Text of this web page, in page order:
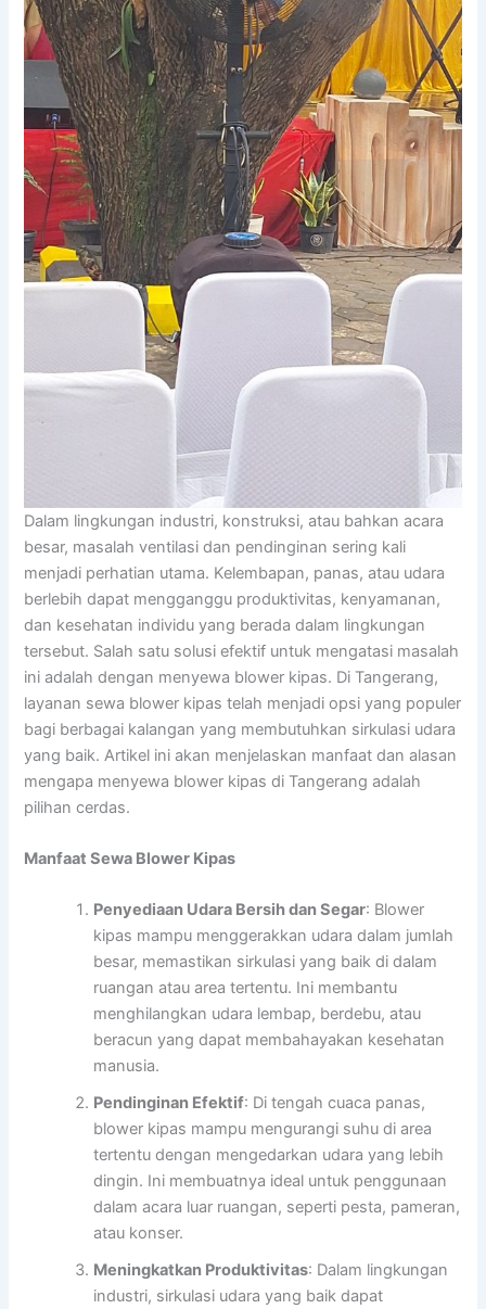
Dalam lingkungan industri, konstruksi, atau bahkan acara
besar, masalah ventilasi dan pendinginan sering kali
menjadi perhatian utama. Kelembapan, panas, atau udara
berlebih dapat mengganggu produktivitas, kenyamanan,
dan kesehatan individu yang berada dalam lingkungan
tersebut. Salah satu solusi efektif untuk mengatasi masalah
ini adalah dengan menyewa blower kipas. Di Tangerang,
layanan sewa blower kipas telah menjadi opsi yang populer
bagi berbagai kalangan yang membutuhkan sirkulasi udara
yang baik. Artikel ini akan menjelaskan manfaat dan alasan
mengapa menyewa blower kipas di Tangerang adalah
pilihan cerdas.
Manfaat Sewa Blower Kipas
Penyediaan Udara Bersih dan Segar: Blower
kipas mampu menggerakkan udara dalam jumlah
besar, memastikan sirkulasi yang baik di dalam
ruangan atau area tertentu. Ini membantu
menghilangkan udara lembap, berdebu, atau
beracun yang dapat membahayakan kesehatan
manusia.
Pendinginan Efektif: Di tengah cuaca panas,
blower kipas mampu mengurangi suhu di area
tertentu dengan mengedarkan udara yang lebih
dingin. Ini membuatnya ideal untuk penggunaan
dalam acara luar ruangan, seperti pesta, pameran,
atau konser.
Meningkatkan Produktivitas: Dalam lingkungan
industri, sirkulasi udara yang baik dapat